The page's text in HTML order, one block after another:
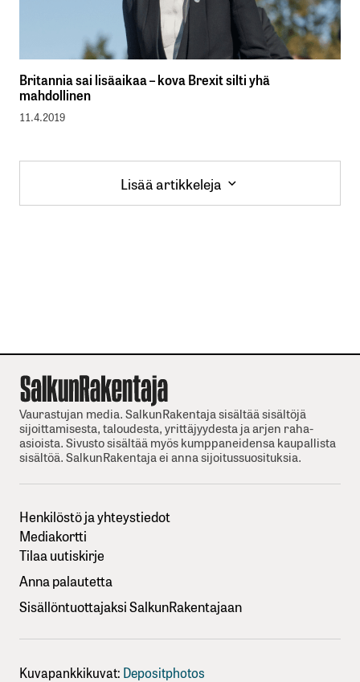
Britannia sai lisäaikaa – kova Brexit silti yhä
mahdollinen
11.4.2019
Lisää artikkeleja
Lisää artikkeleja
Vaurastujan media. SalkunRakentaja sisältää sisältöjä
sijoittamisesta, taloudesta, yrittäjyydesta ja arjen raha-
asioista. Sivusto sisältää myös kumppaneidensa kaupallista
sisältöä. SalkunRakentaja ei anna sijoitussuosituksia.
Henkilöstö ja yhteystiedot
Mediakortti
Tilaa uutiskirje
Anna palautetta
Sisällöntuottajaksi SalkunRakentajaan
Kuvapankkikuvat: Depositphotos